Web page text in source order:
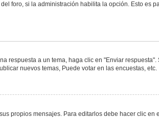
foro, si la administración habilita la opción. Esto es
respuesta a un tema, haga clic en "Enviar
nuevos temas, Puede votar en las encuestas, etc.
propios mensajes. Para editarlos debe hacer clic en